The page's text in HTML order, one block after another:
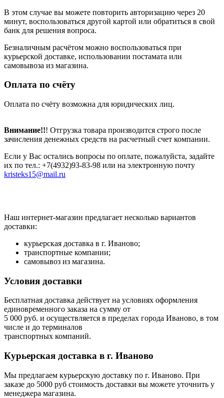
В этом случае вы можете повторить авторизацию через 20
минут, воспользоваться другой картой или обратиться в свой
банк для решения вопроса.
Безналичным расчётом можно воспользоваться при
курьерской доставке, использовании постамата или
самовывоза из магазина.
Оплата по счёту
Оплата по счёту возможна для юридических лиц.
Внимание!!! Отгрузка товара производится строго после
зачисления денежных средств на расчетный счет компании.
Если у Вас остались вопросы по оплате, пожалуйста, задайте
их по тел.: +7(4932)93-83-98 или на электронную почту
kristeks15@mail.ru
Наш интернет-магазин предлагает несколько вариантов
доставки:
курьерская доставка в г. Иваново;
транспортные компании;
самовывоз из магазина.
Условия доставки
Бесплатная доставка действует на условиях оформления
единовременного заказа на сумму от
5 000 руб. и осуществляется в пределах города Иваново, в том
числе и до терминалов
транспортных компаний.
Курьерская доставка в г. Иваново
Мы предлагаем курьерскую доставку по г. Иваново. При
заказе до 5000 руб стоимость доставки вы можете уточнить у
менеджера магазина.